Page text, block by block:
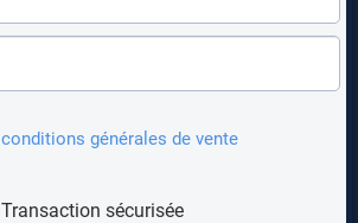
conditions générales de vente
Transaction sécurisée